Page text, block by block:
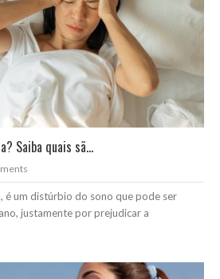
Saiba quais sã...
é um distúrbio do sono que pode ser
justamente por prejudicar a